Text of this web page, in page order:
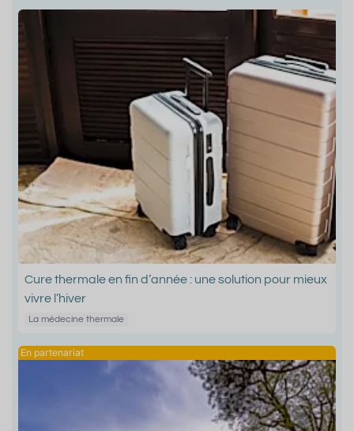
Cure thermale en fin d’année : une solution pour mieux
vivre l’hiver
La médecine thermale